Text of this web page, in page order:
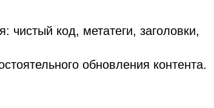
чистый код, метатеги, заголовки,
обновления контента.